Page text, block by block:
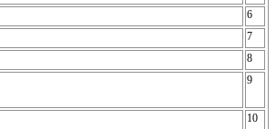
6
7
8
9
10